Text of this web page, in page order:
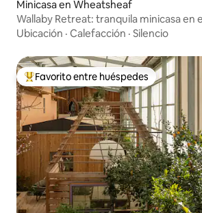
Minicasa en Wheatsheaf
Wallaby Retreat: tranquila minicasa en
Ubicación · Calefacción · Silencio
Favorito entre huéspedes preferido
Favorito entre huéspedes